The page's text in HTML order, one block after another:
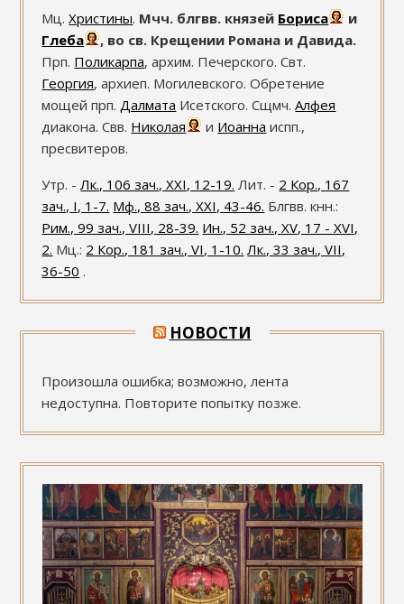
Мц.Христины. Мчч. блгвв. князей Бориса
и
Глеба
, во св. Крещении Романа и Давида.
Прп. Поликарпа, архим. Печерского. Свт.
Георгия, архиеп. Могилевского. Обретение
мощей прп. Далмата Исетского. Сщмч.Алфея
диакона. Свв. Николая и Иоанна испп.,
пресвитеров.
Утр. - Лк., 106 зач., XXI, 12-19. Лит. - 2 Кор., 167
зач., I, 1-7. Мф., 88 зач., XXI, 43-46. Блгвв. кнн.:
Рим., 99 зач., VIII, 28-39. Ин., 52 зач., XV, 17 - XVI,
2. Мц.: 2 Кор., 181 зач., VI, 1-10. Лк., 33 зач., VII,
36-50 .
НОВОСТИ
Произошла ошибка; возможно, лента
недоступна. Повторите попытку позже.